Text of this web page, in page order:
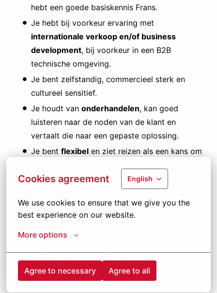
Cookies agreement English
We use cookies to ensure that we give you the
best experience on our website.
More options
Agree to necessary Agree to all
hebt een goede basiskennis Frans.
Je hebt bij voorkeur ervaring met
internationale verkoop en/of business
development, bij voorkeur in een B2B
technische omgeving.
Je bent zelfstandig, commercieel sterk en
cultureel sensitief.
Je houdt van onderhandelen, kan goed
luisteren naar de noden van de klant en
vertaalt die naar een gepaste oplossing.
Je bent flexibel en ziet reizen als een kans om
Word deel van ons gepassioneerd team en bouw
samen met ons aan de toekomst!
sollicitatieknop
en solliciteer vandaag nog. Waag je
Ontdek onze andere vacatures
kansenbijjansen.be.